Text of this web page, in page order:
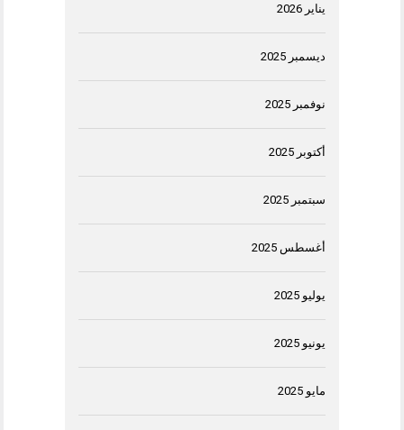
يناير 2026
ديسمبر 2025
نوفمبر 2025
أكتوبر 2025
سبتمبر 2025
أغسطس 2025
يوليو 2025
يونيو 2025
مايو 2025